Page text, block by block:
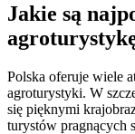
Jakie są
Polska oferuje wiele
agroturystyki. W
się pięknymi
turystów pragnących